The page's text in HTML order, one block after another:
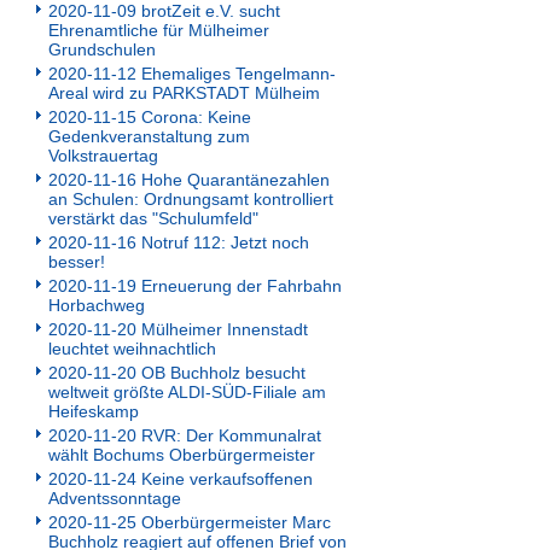
2020-11-09 brotZeit e.V. sucht
Ehrenamtliche für Mülheimer
Grundschulen
2020-11-12 Ehemaliges Tengelmann-
Areal wird zu PARKSTADT Mülheim
2020-11-15 Corona: Keine
Gedenkveranstaltung zum
Volkstrauertag
2020-11-16 Hohe Quarantänezahlen
an Schulen: Ordnungsamt kontrolliert
verstärkt das "Schulumfeld"
2020-11-16 Notruf 112: Jetzt noch
besser!
2020-11-19 Erneuerung der Fahrbahn
Horbachweg
2020-11-20 Mülheimer Innenstadt
leuchtet weihnachtlich
2020-11-20 OB Buchholz besucht
weltweit größte ALDI-SÜD-Filiale am
Heifeskamp
2020-11-20 RVR: Der Kommunalrat
wählt Bochums Oberbürgermeister
2020-11-24 Keine verkaufsoffenen
Adventssonntage
2020-11-25 Oberbürgermeister Marc
Buchholz reagiert auf offenen Brief von